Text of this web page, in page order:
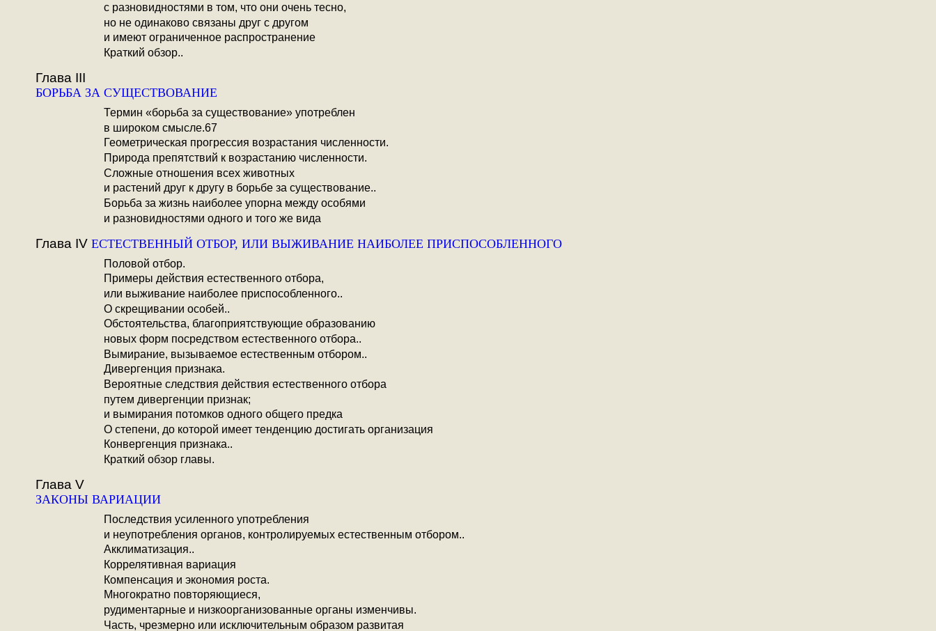
с разновидностями в том, что они очень тесно,
но не одинаково связаны друг с другом
и имеют ограниченное распространение
Краткий обзор..
Глава III
БОРЬБА ЗА СУЩЕСТВОВАНИЕ
Термин «борьба за существование» употреблен
в широком смысле.67
Геометрическая прогрессия возрастания численности.
Природа препятствий к возрастанию численности.
Сложные отношения всех животных
и растений друг к другу в борьбе за существование..
Борьба за жизнь наиболее упорна между особями
и разновидностями одного и того же вида
Глава IV ЕСТЕСТВЕННЫЙ ОТБОР, ИЛИ ВЫЖИВАНИЕ НАИБОЛЕЕ ПРИСПОСОБЛЕННОГО
Половой отбор.
Примеры действия естественного отбора,
или выживание наиболее приспособленного..
О скрещивании особей..
Обстоятельства, благоприятствующие образованию
новых форм посредством естественного отбора..
Вымирание, вызываемое естественным отбором..
Дивергенция признака.
Вероятные следствия действия естественного отбора
путем дивергенции признак;
и вымирания потомков одного общего предка
О степени, до которой имеет тенденцию достигать организация
Конвергенция признака..
Краткий обзор главы.
Глава V
ЗАКОНЫ ВАРИАЦИИ
Последствия усиленного употребления
и неупотребления органов, контролируемых естественным отбором..
Акклиматизация..
Коррелятивная вариация
Компенсация и экономия роста.
Многократно повторяющиеся,
рудиментарные и низкоорганизованные органы изменчивы.
Часть, чрезмерно или исключительным образом развитая